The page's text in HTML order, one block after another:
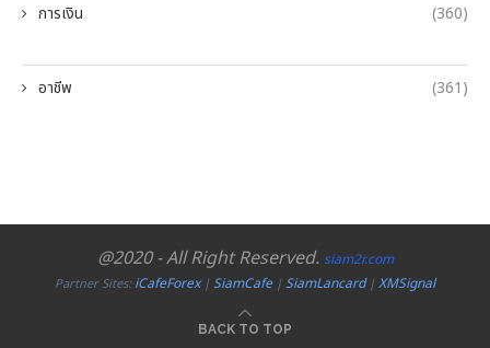
การเงิน (360)
อาชีพ (361)
@2020 - All Right Reserved. siam2r.com
Partner Sites:iCafeForex|SiamCafe|SiamLancard|XMSignal
BACK TO TOP